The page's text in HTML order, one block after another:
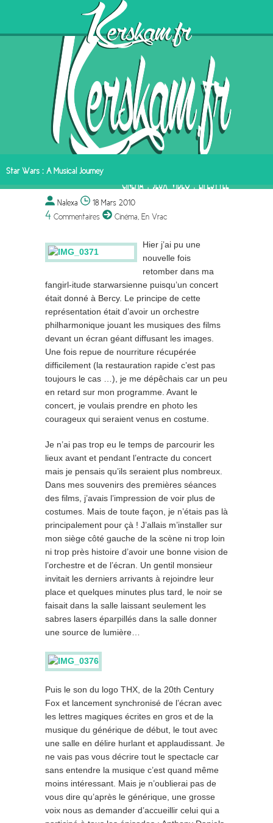
Star Wars : A Musical Journey
Nalexa 18 Mars 2010
4 Commentaires Cinéma En Vrac
Hier j’ai pu une
nouvelle fois
retomber dans ma
fangirl-itude starwarsienne puisqu’un concert
était donné à Bercy. Le principe de cette
représentation était d’avoir un orchestre
philharmonique jouant les musiques des films
devant un écran géant diffusant les images.
Une fois repue de nourriture récupérée
difficilement (la restauration rapide c’est pas
toujours le cas …), je me dépêchais car un peu
en retard sur mon programme. Avant le
concert, je voulais prendre en photo les
courageux qui seraient venus en costume.
Je n’ai pas trop eu le temps de parcourir les
lieux avant et pendant l’entracte du concert
mais je pensais qu’ils seraient plus nombreux.
Dans mes souvenirs des premières séances
des films, j’avais l’impression de voir plus de
costumes. Mais de toute façon, je n’étais pas là
principalement pour çà ! J’allais m’installer sur
mon siège côté gauche de la scène ni trop loin
ni trop près histoire d’avoir une bonne vision de
l’orchestre et de l’écran. Un gentil monsieur
invitait les derniers arrivants à rejoindre leur
place et quelques minutes plus tard, le noir se
faisait dans la salle laissant seulement les
sabres lasers éparpillés dans la salle donner
une source de lumière…
Puis le son du logo THX, de la 20th Century
Fox et lancement synchronisé de l’écran avec
les lettres magiques écrites en gros et de la
musique du générique de début, le tout avec
une salle en délire hurlant et applaudissant. Je
ne vais pas vous décrire tout le spectacle car
sans entendre la musique c’est quand même
moins intéressant. Mais je n’oublierai pas de
vous dire qu’après le générique, une grosse
voix nous as demander d’accueillir celui qui a